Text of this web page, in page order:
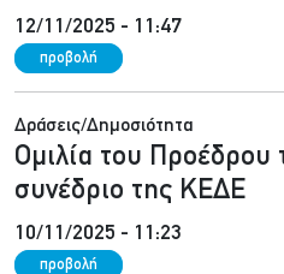
12/11/2025 - 11:47
προβολή
Δράσεις/Δημοσιότητα
Ομιλία του
συνέδριο της ΚΕΔΕ
10/11/2025 - 11:23
προβολή